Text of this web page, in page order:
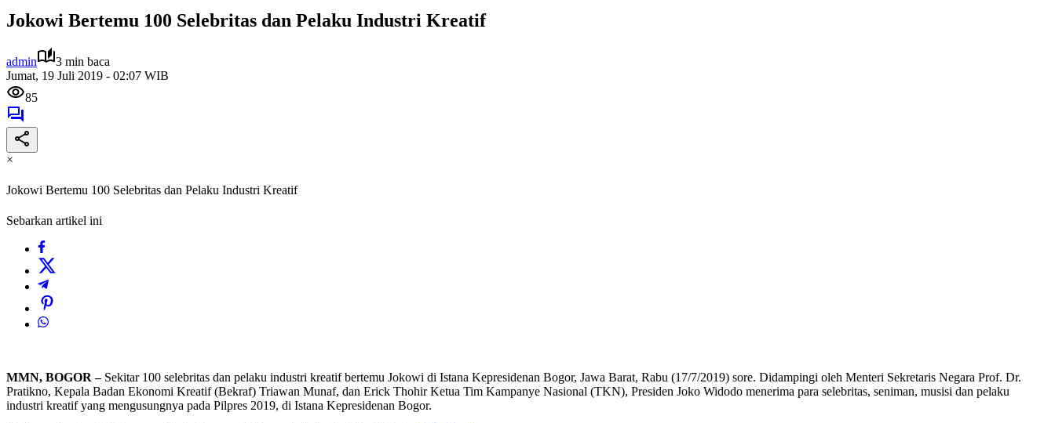
Jokowi Bertemu 100 Selebritas dan Pelaku Industri Kreatif
admin
3 min baca
Jumat, 19 Juli 2019 - 02:07 WIB
85
×
Jokowi Bertemu 100 Selebritas dan Pelaku Industri Kreatif
Sebarkan artikel ini
MMN, BOGOR – Sekitar 100 selebritas dan pelaku industri kreatif bertemu Jokowi di Istana Kepresidenan Bogor, Jawa Barat, Rabu (17/7/2019) sore. Didampingi oleh Menteri Sekretaris Negara Prof. Dr.
Pratikno, Kepala Badan Ekonomi Kreatif (Bekraf) Triawan Munaf, dan Erick Thohir Ketua Tim Kampanye Nasional (TKN), Presiden Joko Widodo menerima para selebritas, seniman, musisi dan pelaku
industri kreatif yang mengusungnya pada Pilpres 2019, di Istana Kepresidenan Bogor.